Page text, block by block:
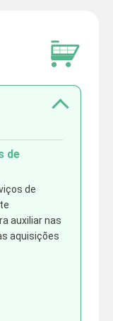
de
de
auxiliar nas
aquisições